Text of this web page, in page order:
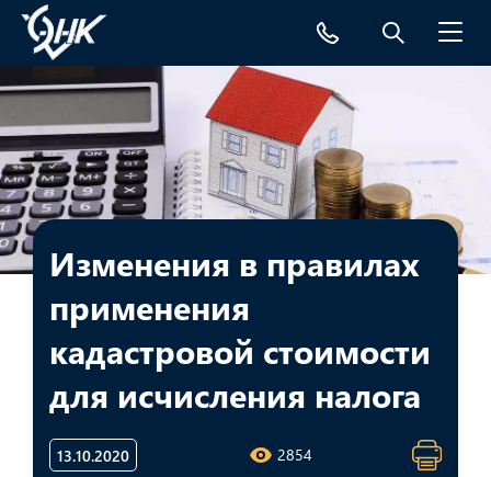
Изменения в правилах
применения
кадастровой стоимости
для исчисления налога
13.10.2020 2854